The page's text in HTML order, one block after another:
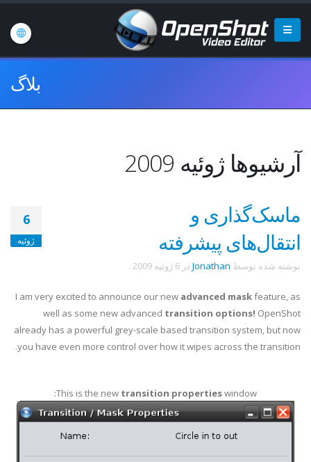
بلاگ
آرشیوها ژوئیه 2009
6
ژوئیه
ماسک‌گذاری و
انتقال‌های پیشرفته
نوشته شده توسط Jonathan در 6 ژوئیه 2009 .
I am very excited to announce our new advanced maskfeature, as
well as some new advanced transition options! OpenShot
already has a powerful grey-scale based transition system, but now
you have even more control over how it wipes across the transition.
This is the new transition propertieswindow: